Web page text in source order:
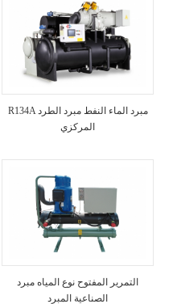
R134A مبرد الماء النفط مبرد الطرد
المركزي
التمرير المفتوح نوع المياه مبرد
الصناعية المبرد